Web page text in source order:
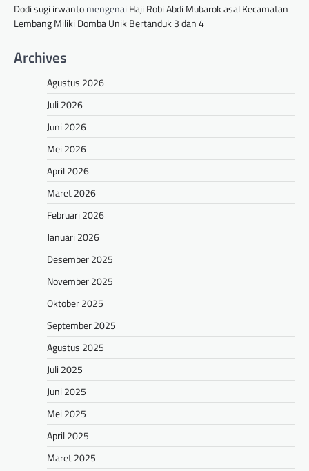
Dodi sugi irwantomengenai Haji Robi Abdi Mubarok asal Kecamatan
Lembang Miliki Domba Unik Bertanduk 3 dan 4
Archives
Agustus 2026
Juli 2026
Juni 2026
Mei 2026
April 2026
Maret 2026
Februari 2026
Januari 2026
Desember 2025
November 2025
Oktober 2025
September 2025
Agustus 2025
Juli 2025
Juni 2025
Mei 2025
April 2025
Maret 2025